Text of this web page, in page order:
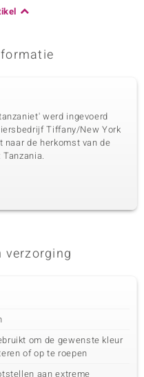
werd ingevoerd
Tiffany/New York
naar de herkomst van de
verzorging
om de gewenste kleur
of op te roepen
aan extreme